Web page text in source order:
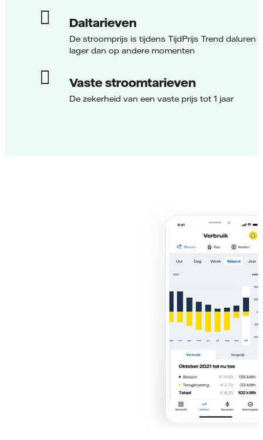
Daltarieven
De stroomprijs is tijdens TijdPrijs Trend daluren
lager dan op andere momenten
Vaste stroomtarieven
De zekerheid van een vaste prijs tot 1 jaar